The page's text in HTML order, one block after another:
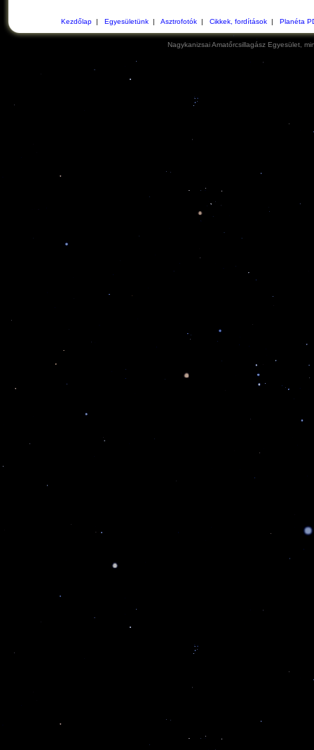
Kezdőlap| Egyesületünk| Asztrofotók| Cikkek, fordítások| Planéta
Nagykanizsai Amatőrcsillagász Egyesület,